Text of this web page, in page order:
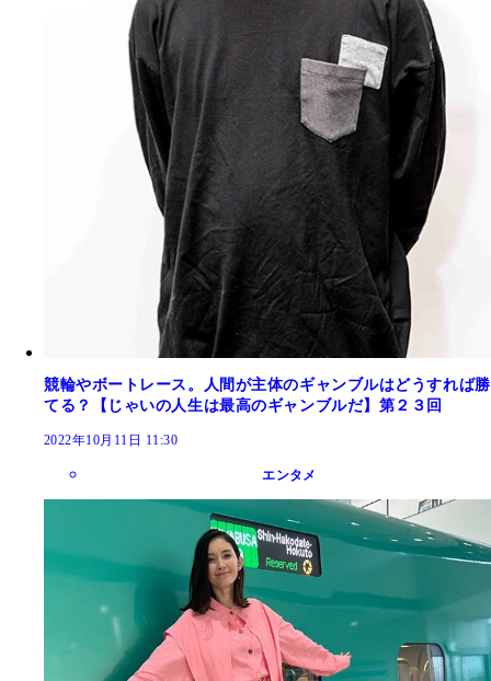
競輪やボートレース。人間が主体のギャンブルはどうすれば勝
てる？【じゃいの人生は最高のギャンブルだ】第２３回
2022年10月11日 11:30
エンタメ